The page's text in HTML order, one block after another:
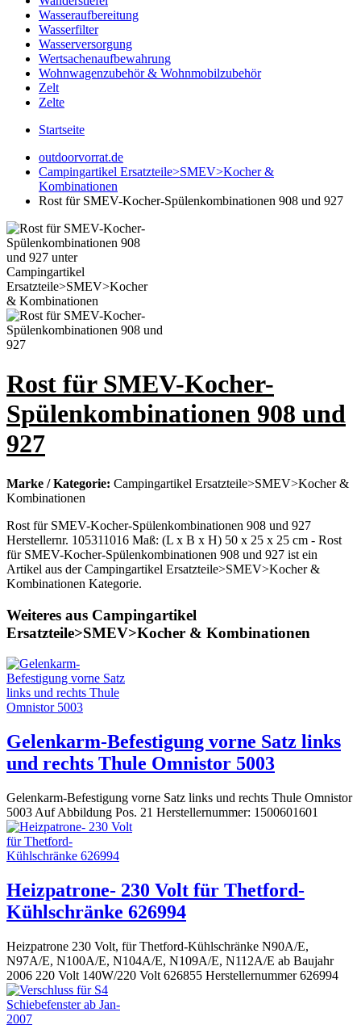
Wasseraufbereitung
Wasserfilter
Wasserversorgung
Wertsachenaufbewahrung
Wohnwagenzubehör & Wohnmobilzubehör
Zelt
Zelte
Startseite
outdoorvorrat.de
Campingartikel Ersatzteile>SMEV>Kocher &
Kombinationen
Rost für SMEV-Kocher-Spülenkombinationen 908 und 927
Rost für SMEV-Kocher-
Spülenkombinationen 908 und
927
Marke / Kategorie: Campingartikel Ersatzteile>SMEV>Kocher &
Kombinationen
Rost für SMEV-Kocher-Spülenkombinationen 908 und 927
Herstellernr. 105311016 Maß: (L x B x H) 50 x 25 x 25 cm - Rost
für SMEV-Kocher-Spülenkombinationen 908 und 927 ist ein
Artikel aus der Campingartikel Ersatzteile>SMEV>Kocher &
Kombinationen Kategorie.
Weiteres aus Campingartikel
Ersatzteile>SMEV>Kocher & Kombinationen
Gelenkarm-Befestigung vorne Satz links
und rechts Thule Omnistor 5003
Gelenkarm-Befestigung vorne Satz links und rechts Thule Omnistor
5003 Auf Abbildung Pos. 21 Herstellernummer: 1500601601
Heizpatrone- 230 Volt für Thetford-
Kühlschränke 626994
Heizpatrone 230 Volt, für Thetford-Kühlschränke N90A/E,
N97A/E, N100A/E, N104A/E, N109A/E, N112A/E ab Baujahr
2006 220 Volt 140W/220 Volt 626855 Herstellernummer 626994